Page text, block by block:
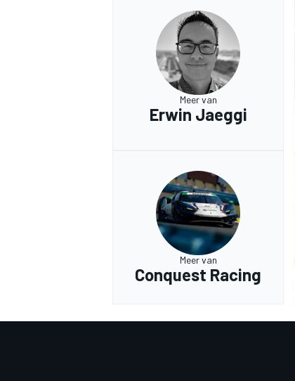
Meer van
Erwin Jaeggi
Meer van
Conquest Racing